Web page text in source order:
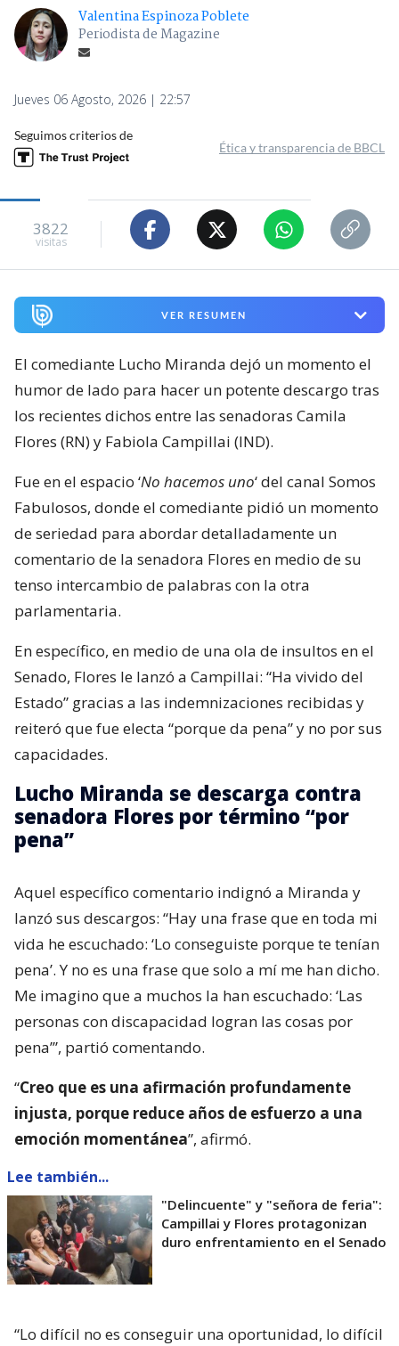
Valentina Espinoza Poblete
Periodista de Magazine
Jueves 06 Agosto, 2026 | 22:57
Seguimos criterios de
Ética y transparencia de BBCL
3822
visitas
VER RESUMEN
El comediante Lucho Miranda dejó un momento el
humor de lado para hacer un potente descargo tras
los recientes dichos entre las senadoras Camila
Flores (RN) y Fabiola Campillai (IND).
Fue en el espacio ‘No hacemos uno‘ del canal Somos
Fabulosos, donde el comediante pidió un momento
de seriedad para abordar detalladamente un
comentario de la senadora Flores en medio de su
tenso intercambio de palabras con la otra
parlamentaria.
En específico, en medio de una ola de insultos en el
Senado, Flores le lanzó a Campillai: “Ha vivido del
Estado” gracias a las indemnizaciones recibidas y
reiteró que fue electa “porque da pena” y no por sus
capacidades.
Lucho Miranda se descarga contra
senadora Flores por término “por
pena”
Aquel específico comentario indignó a Miranda y
lanzó sus descargos: “Hay una frase que en toda mi
vida he escuchado: ‘Lo conseguiste porque te tenían
pena’. Y no es una frase que solo a mí me han dicho.
Me imagino que a muchos la han escuchado: ‘Las
personas con discapacidad logran las cosas por
pena’”, partió comentando.
“Creo que es una afirmación profundamente
injusta, porque reduce años de esfuerzo a una
emoción momentánea”, afirmó.
Lee también...
"Delincuente" y "señora de feria":
Campillai y Flores protagonizan
duro enfrentamiento en el Senado
“Lo difícil no es conseguir una oportunidad, lo difícil